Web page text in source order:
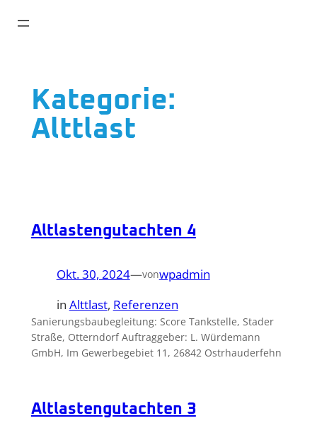
Inhalt
Kategorie:
Alttlast
Altlastengutachten 4
Okt. 30, 2024—vonwpadmin
in Alttlast, Referenzen
Sanierungsbaubegleitung: Score Tankstelle, Stader
Straße, Otterndorf Auftraggeber: L. Würdemann
GmbH, Im Gewerbegebiet 11, 26842 Ostrhauderfehn
Altlastengutachten 3